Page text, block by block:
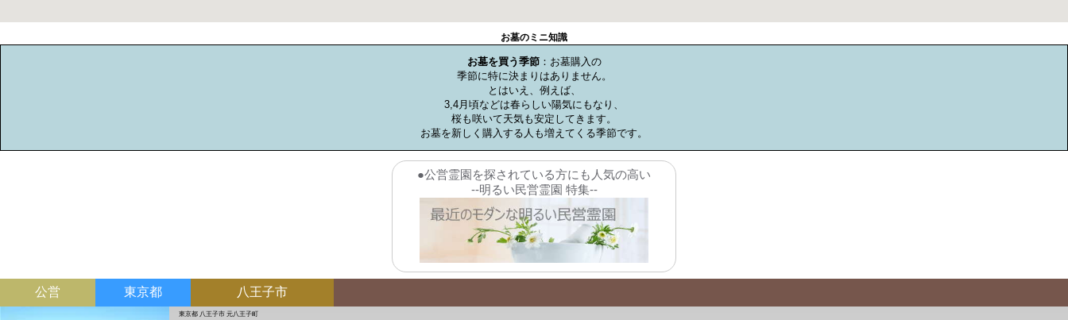
お墓のミニ知識
お墓を買う季節：お墓購入の
季節に特に決まりはありません。
とはいえ、例えば、
3,4月頃などは春らしい陽気にもなり、
桜も咲いて天気も安定してきます。
お墓を新しく購入する人も増えてくる季節です。
●公営霊園を探されている方にも人気の高い
--明るい民営霊園 特集--
公営 東京都 八王子市
東京都 八王子市 元八王子町